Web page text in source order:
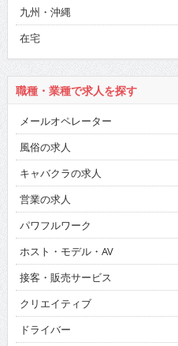
九州・沖縄
在宅
職種・業種で求人を探す
メールオペレーター
風俗の求人
キャバクラの求人
営業の求人
パワフルワーク
ホスト・モデル・AV
接客・販売サービス
クリエイティブ
ドライバー